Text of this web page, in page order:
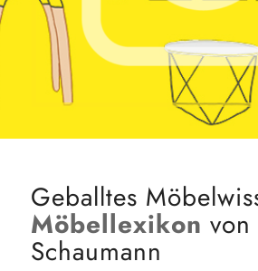
Geballtes
Möbellexikon
Schaumann